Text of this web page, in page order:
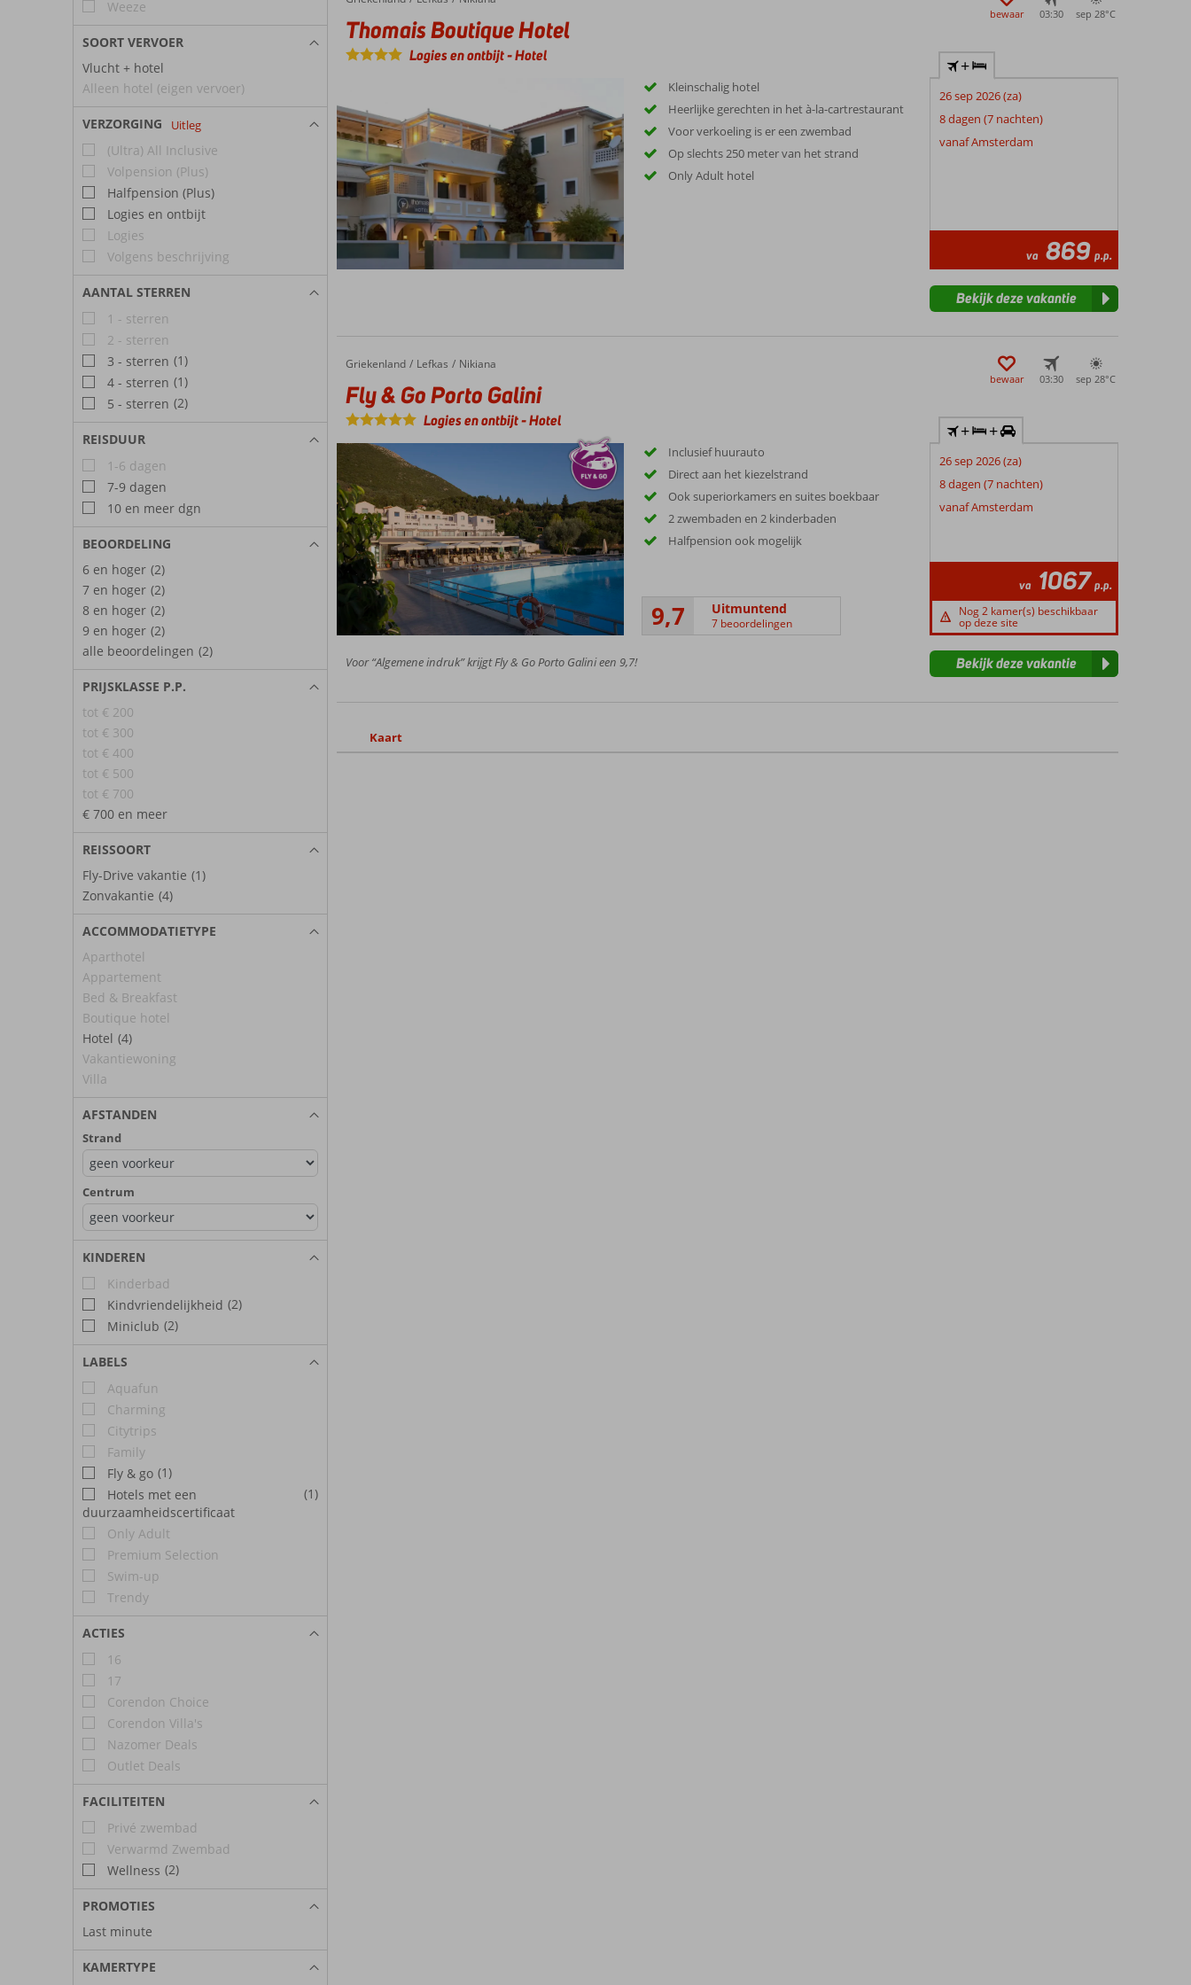
Weeze
SOORT VERVOER
Vlucht + hotel
Alleen hotel (eigen vervoer)
VERZORGING Uitleg
(Ultra) All Inclusive
Volpension (Plus)
Halfpension (Plus)
Logies en ontbijt
Logies
Volgens beschrijving
AANTAL STERREN
1 - sterren
2 - sterren
3 - sterren (1)
4 - sterren (1)
5 - sterren (2)
REISDUUR
1-6 dagen
7-9 dagen
10 en meer dgn
BEOORDELING
6 en hoger (2)
7 en hoger (2)
8 en hoger (2)
9 en hoger (2)
alle beoordelingen (2)
PRIJSKLASSE P.P.
tot € 200
tot € 300
tot € 400
tot € 500
tot € 700
€ 700 en meer
REISSOORT
Fly-Drive vakantie (1)
Zonvakantie (4)
ACCOMMODATIETYPE
Aparthotel
Appartement
Bed & Breakfast
Boutique hotel
Hotel (4)
Vakantiewoning
Villa
AFSTANDEN
Strand
Centrum
KINDEREN
Kinderbad
Kindvriendelijkheid (2)
Miniclub (2)
LABELS
Aquafun
Charming
Citytrips
Family
Fly & go (1)
Hotels met een
duurzaamheidscertificaat
(1)
Only Adult
Premium Selection
Swim-up
Trendy
ACTIES
16
17
Corendon Choice
Corendon Villa's
Nazomer Deals
Outlet Deals
FACILITEITEN
Privé zwembad
Verwarmd Zwembad
Wellness (2)
PROMOTIES
Last minute
KAMERTYPE
Thomais Boutique Hotel
Logies en ontbijt-Hotel
bewaar 03:30 sep 28°C
Kleinschalig hotel
Heerlijke gerechten in het à-la-cartrestaurant
Voor verkoeling is er een zwembad
Op slechts 250 meter van het strand
Only Adult hotel
+
26 sep 2026 (za)
8 dagen (7 nachten)
vanaf Amsterdam
va 869 p.p.
Bekijk deze vakantie
Home
Griekenland Lefkas Nikiana
Fly & Go Porto Galini
Fly & Go Porto Galini
Logies en ontbijt-Hotel
bewaar 03:30 sep 28°C
Inclusief huurauto
Direct aan het kiezelstrand
Ook superiorkamers en suites boekbaar
2 zwembaden en 2 kinderbaden
Halfpension ook mogelijk
9,7 Uitmuntend
7 beoordelingen
+ +
26 sep 2026 (za)
8 dagen (7 nachten)
vanaf Amsterdam
va 1067 p.p.
Nog 2 kamer(s) beschikbaar
op deze site
Voor “Algemene indruk” krijgt Fly & Go Porto Galini een 9,7! Bekijk deze vakantie
Kaart